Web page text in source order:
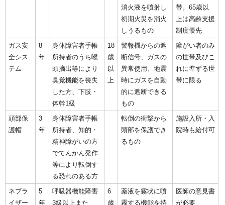
消火液を噴射し
初期火災を消火
しうるもの
帯。65歳以
上は高齢支援
制度優先
ガス安
全シス
テム
8
年
身体障害者手帳
所持者のうち喉
頭摘出等により
臭覚機能を喪失
した方、下肢・
体幹1級
18
歳
以
上
警報機からの遮
断信号、ガスの
異常使用、地震
時にガスを自動
的に遮断できる
もの
障がい者のみ
の世帯及びこ
れに準ずる世
帯に限る
頭部保
護帽
3
年
身体障害者手帳
所持者、知的・
精神障がいの方
でてんかん発作
等により転倒す
る恐れのある方
転倒の衝撃から
頭部を保護でき
るもの
施設入所・入
院時も給付可
ネブラ
イザー
5
年
呼吸器機能障害
3級以上また
6
歳
薬液を霧状に噴
霧する機能を持
医師の意見書
が必要